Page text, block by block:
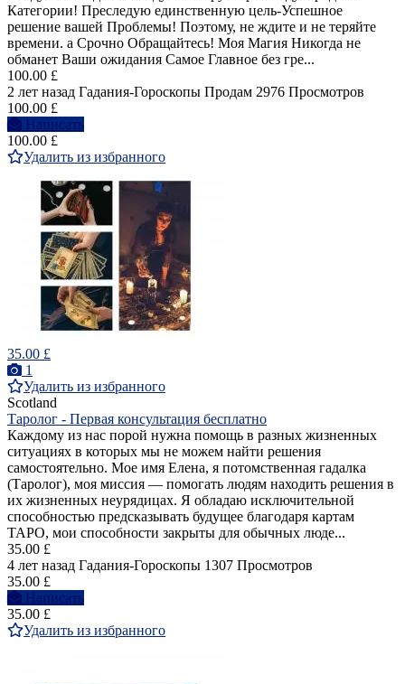
Категории! Преследую единственную цель-Успешное
решение вашей Проблемы! Поэтому, не ждите и не теряйте
времени. а Срочно Обращайтесь! Моя Магия Никогда не
обманет Ваши ожидания Самое Главное без гре...
100.00 £
2 лет назад Гадания-Гороскопы Продам 2976 Просмотров
100.00 £
Написать
100.00 £
Удалить из избранного
35.00 £
1
Удалить из избранного
Scotland
Таролог - Первая консультация бесплатно
Каждому из нас порой нужна помощь в разных жизненных
ситуациях в которых мы не можем найти решения
самостоятельно. Мое имя Елена, я потомственная гадалка
(Таролог), моя миссия — помогать людям находить решения в
их жизненных неурядицах. Я обладаю исключительной
способностью предсказывать будущее благодаря картам
ТАРО, мои способности закрыты для обычных люде...
35.00 £
4 лет назад Гадания-Гороскопы 1307 Просмотров
35.00 £
Написать
35.00 £
Удалить из избранного